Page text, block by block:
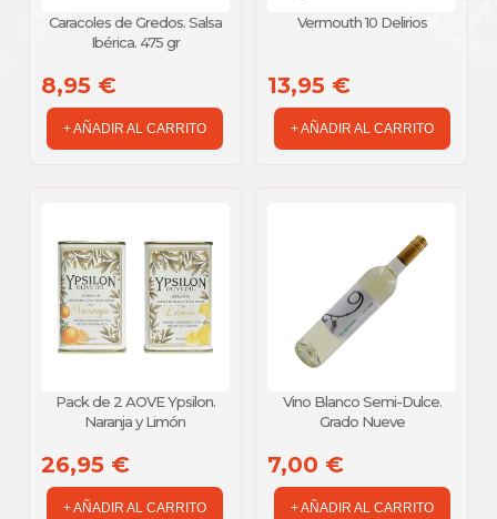
Caracoles de Gredos. Salsa
Ibérica. 475 gr
8,95 €
+ AÑADIR AL CARRITO
Vermouth 10 Delirios
13,95 €
+ AÑADIR AL CARRITO
Pack de 2 AOVE Ypsilon.
Naranja y Limón
26,95 €
+ AÑADIR AL CARRITO
Vino Blanco Semi-Dulce.
Grado Nueve
7,00 €
+ AÑADIR AL CARRITO